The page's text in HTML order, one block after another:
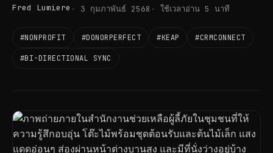
Fred Lumiere 3 กุมภาพันธ์ 2568 ใช้เวลาอ่าน 5 นาที
#NONPROFIT #DONORPERFECT #KEAP #CRMCONNECT
#BI-DIRECTIONAL SYNC